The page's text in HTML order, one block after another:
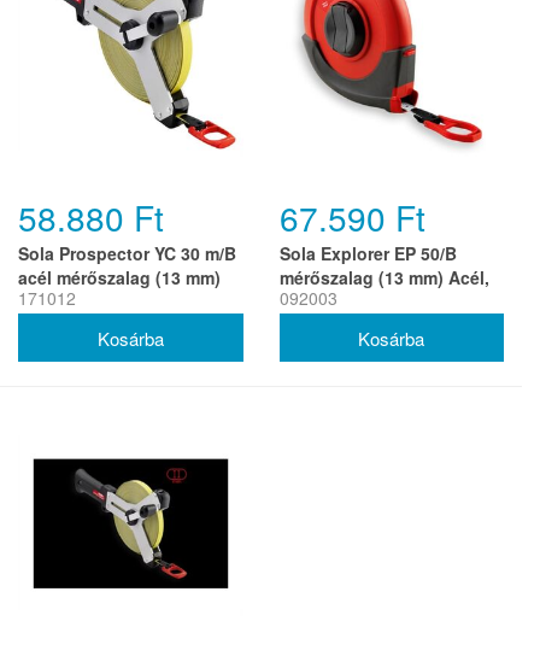
58.880 Ft
Sola Prospector YC 30 m/B
acél mérőszalag (13 mm)
EK-osztály 2 (r)
171012
67.590 Ft
Sola Explorer EP 50/B
mérőszalag (13 mm) Acél,
Matt lakk, EK-osztály 1 (r)
092003